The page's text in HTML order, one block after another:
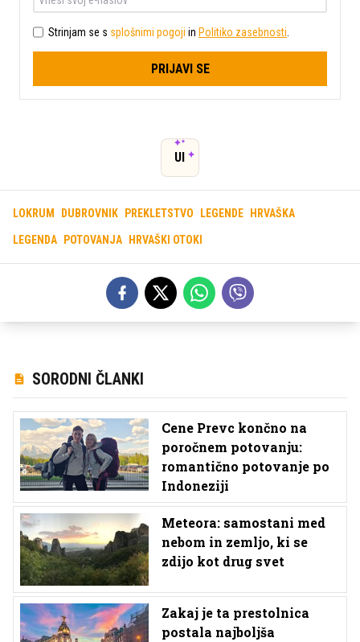
Strinjam se s splošnimi pogoji in Politiko zasebnosti
PRIJAVI SE
UI
LOKRUM DUBROVNIK PREKLETSTVO LEGENDE HRVAŠKA
LEGENDA POTOVANJA HRVAŠKI OTOKI
SORODNI ČLANKI
Cene Prevc končno na
poročnem potovanju:
romantično potovanje po
Indoneziji
Meteora: samostani med
nebom in zemljo, ki se
zdijo kot drug svet
Zakaj je ta prestolnica
postala najboljša